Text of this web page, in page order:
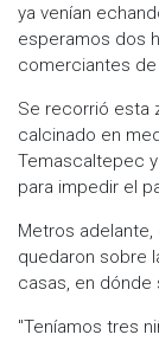
ya venían
esperamos dos
comerciantes de
Se recorrió esta
calcinado en
Temascaltepec
para impedir el
Metros
quedaron sobre
casas, en dónde
"Teníamos tres